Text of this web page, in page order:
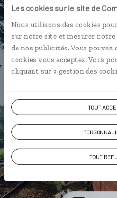
Les cookies sur le site de
Nous utilisons des cookies
sur notre site et mesurer notre
de nos publicités. Vous
cookies vous acceptez. Vous
cliquant sur « gestion des
TOUT
TOUT
L’itinéraire vers
en 1 clic
Notre sélection de
pour unrice &
Les plus beaux
géolocalisés
L'album souvenirs
vous-même
DÉCOUVRIR